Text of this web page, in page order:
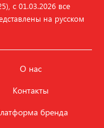
с 01.03.2026 все
на русском
О нас
Контакты
бренда